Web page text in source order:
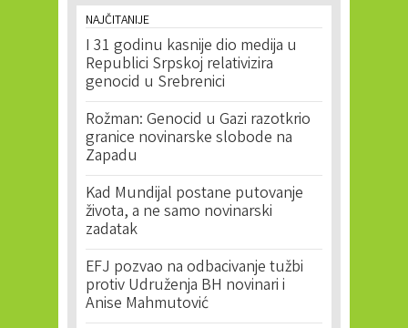
NAJČITANIJE
I 31 godinu kasnije dio medija u
Republici Srpskoj relativizira
genocid u Srebrenici
Rožman: Genocid u Gazi razotkrio
granice novinarske slobode na
Zapadu
Kad Mundijal postane putovanje
života, a ne samo novinarski
zadatak
EFJ pozvao na odbacivanje tužbi
protiv Udruženja BH novinari i
Anise Mahmutović